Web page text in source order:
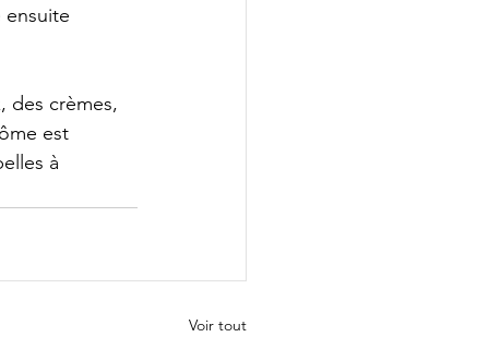
ensuite
des crèmes,
est
à
Voir tout